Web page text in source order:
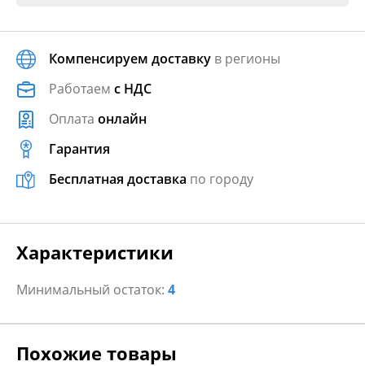
Компенсируем доставку в регионы
Работаем с НДС
Оплата онлайн
Гарантия
Бесплатная доставка по городу
Характеристики
Минимальный остаток: 4
Похожие товары